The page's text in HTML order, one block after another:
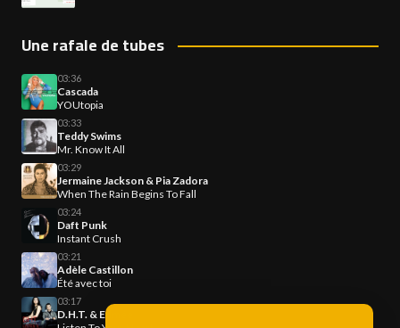
Une rafale de tubes
03:36
Cascada
YOUtopia
03:33
Teddy Swims
Mr. Know It All
03:29
Jermaine Jackson & Pia Zadora
When The Rain Begins To Fall
03:24
Daft Punk
Instant Crush
03:21
Adèle Castillon
Été avec toi
03:17
D.H.T. & Edmée